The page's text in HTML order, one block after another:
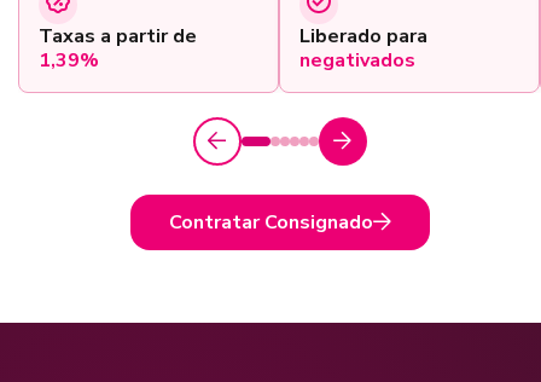
Taxas a partir de
1,39%
Liberado para
negativados
Contratar Consignado